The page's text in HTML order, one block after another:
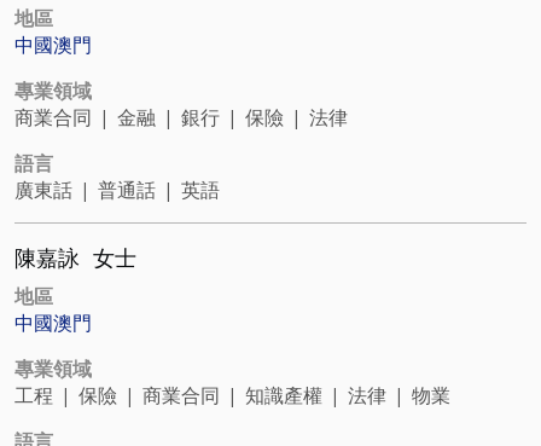
地區
中國澳門
專業領域
商業合同 | 金融 | 銀行 | 保險 | 法律
語言
廣東話 | 普通話 | 英語
陳嘉詠 女士
地區
中國澳門
專業領域
工程 | 保險 | 商業合同 | 知識產權 | 法律 | 物業